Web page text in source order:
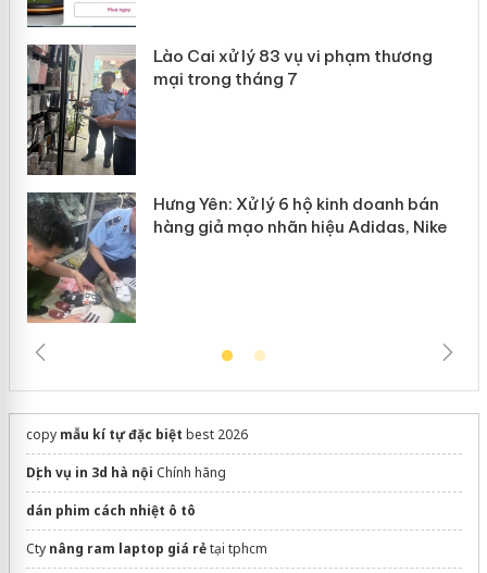
Lào Cai xử lý 83 vụ vi phạm thương
mại trong tháng 7
Hưng Yên: Xử lý 6 hộ kinh doanh bán
hàng giả mạo nhãn hiệu Adidas, Nike
copy mẫu kí tự đặc biệt best 2026
Dịch vụ in 3d hà nội Chính hãng
dán phim cách nhiệt ô tô
Cty nâng ram laptop giá rẻtại tphcm